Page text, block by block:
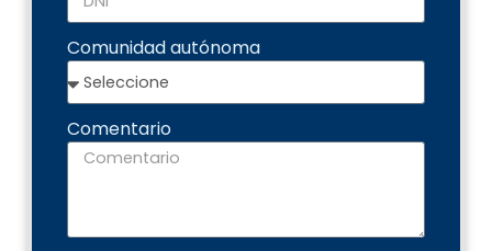
Comunidad autónoma
Comentario